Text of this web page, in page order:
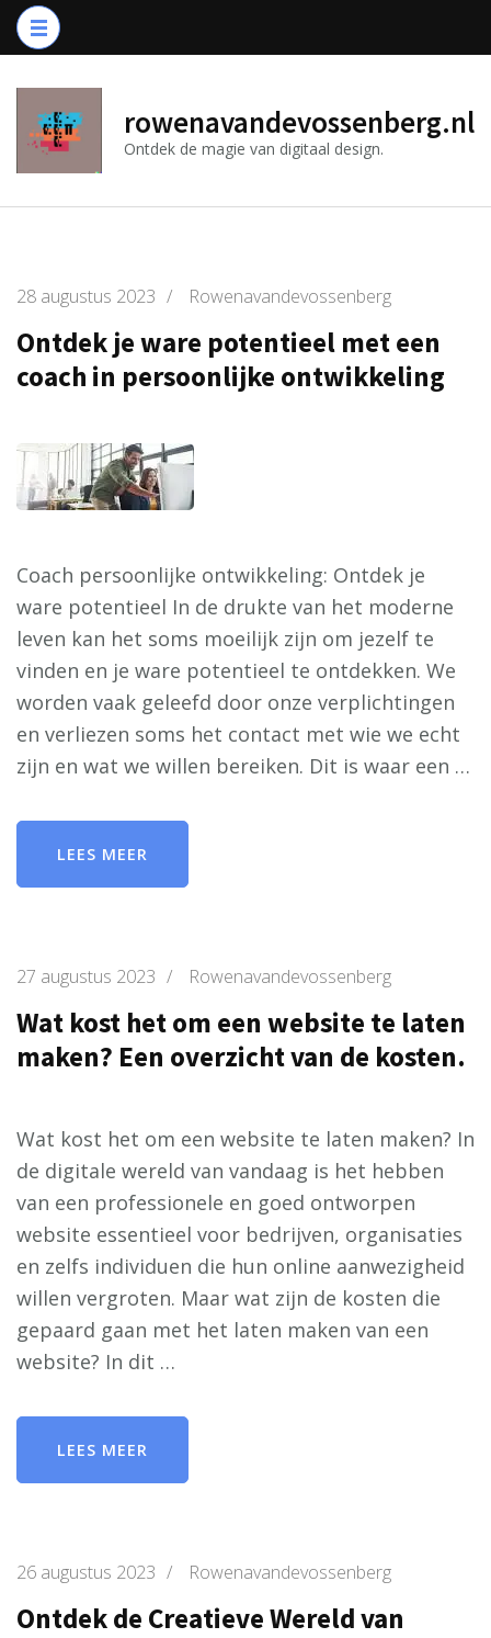
Ga
naar
(druk
Enter)
rowenavandevossenberg.nl
Ontdek de magie van digitaal design.
28 augustus 2023 / Rowenavandevossenberg
Ontdek je ware potentieel met een
coach in persoonlijke ontwikkeling
Coach persoonlijke ontwikkeling: Ontdek je
ware potentieel In de drukte van het moderne
leven kan het soms moeilijk zijn om jezelf te
vinden en je ware potentieel te ontdekken. We
worden vaak geleefd door onze verplichtingen
en verliezen soms het contact met wie we echt
zijn en wat we willen bereiken. Dit is waar een …
LEES MEER
27 augustus 2023 / Rowenavandevossenberg
Wat kost het om een website te laten
maken? Een overzicht van de kosten.
Wat kost het om een website te laten maken? In
de digitale wereld van vandaag is het hebben
van een professionele en goed ontworpen
website essentieel voor bedrijven, organisaties
en zelfs individuen die hun online aanwezigheid
willen vergroten. Maar wat zijn de kosten die
gepaard gaan met het laten maken van een
website? In dit …
LEES MEER
26 augustus 2023 / Rowenavandevossenberg
Ontdek de Creatieve Wereld van